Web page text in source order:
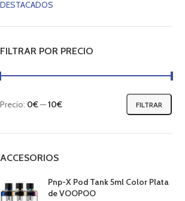
DESTACADOS
FILTRAR POR PRECIO
FILTRAR
Precio: 0€—10€
ACCESORIOS
Pnp-X Pod Tank 5ml Color Plata
de VOOPOO